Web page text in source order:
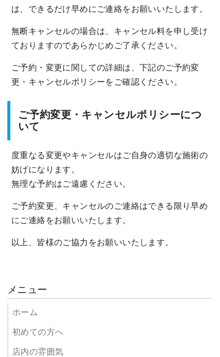
は、できるだけ早めにご連絡をお願いいたします。
無断キャンセルの場合は、キャンセル料を申し受け
ておりますのであらかじめご了承ください。
ご予約・変更に関しての詳細は、下記のご予約変
更・キャンセルポリシーをご確認ください。
ご予約変更・キャンセルポリシーにつ
いて
度重なる変更やキャンセルはご自身の適切な施術の
妨げになります。
無理な予約はご遠慮ください。
ご予約変更、キャンセルのご連絡はできる限り早め
にご連絡をお願いいたします。
以上、皆様のご協力をお願いいたします。
メニュー
ホーム
初めての方へ
店内の雰囲気